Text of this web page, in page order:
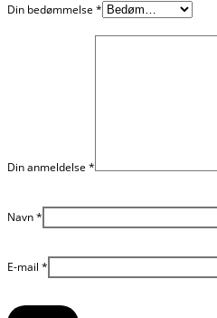
Din bedømmelse *
Din anmeldelse *
Navn*
E-mail *